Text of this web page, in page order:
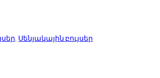
, Սենյակային բույսեր